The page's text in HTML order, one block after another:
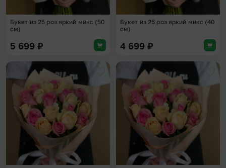
Букет из 25 роз яркий микс (50
см)
5 699 ₽
Букет из 25 роз яркий микс (40
см)
4 699 ₽
Добавить в избранное